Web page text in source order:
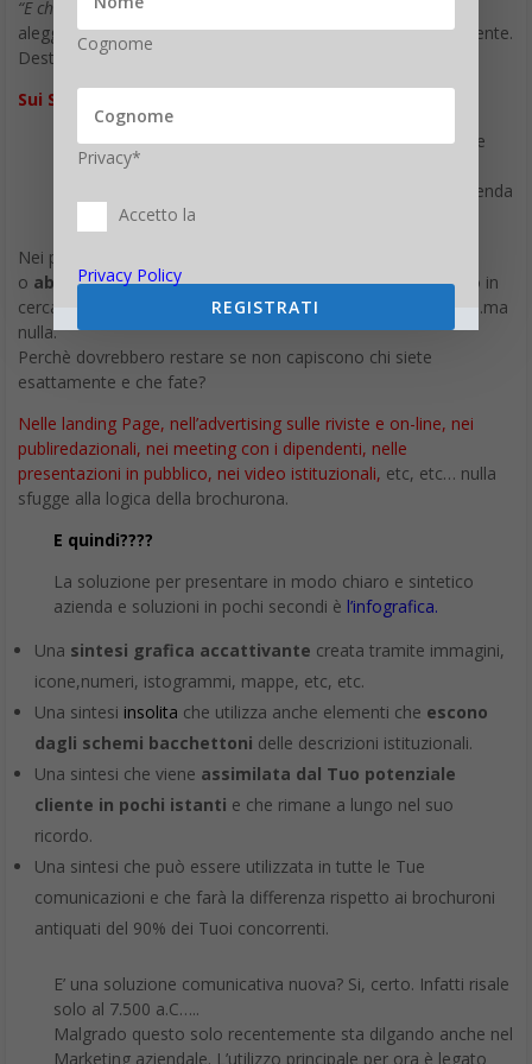
“E chi ha tempo di leggere sta pappardella
aleggia per qualche istante nella testa del Tuo potenziale cliente.
Destinazione?
Sui Siti Web
L’effetto brochurona, descrizione istituzionale corposa e
completa,colpisce anche il Web
Riuscire ad avere una visione sintetica e chiara di un’azienda
sui siti Web istituzionali è spesso quasi impossibile.
Nei primi 8 secondi i visitatori decidono se proseguire
o abbandonarela visita. Con gli occhi scorrono lo schermo in
cerca, soprattutto gli uomini, di elementi sintetici esplicativi…ma
nulla.
Perchè dovrebbero restare se non capiscono chi siete
esattamente e che fate?
Nelle landing Page, nell’advertising sulle riviste e on-line, nei
publiredazionali, nei meeting con i dipendenti, nelle
presentazioni in pubblico, nei video istituzionali, etc, etc… nulla
sfugge alla logica della brochurona.
E quindi????
La soluzione per presentare in modo chiaro e sintetico
azienda e soluzioni in pochi secondi è l’infografica.
Una sintesi grafica accattivante creata tramite immagini,
icone,numeri, istogrammi, mappe, etc, etc.
Una sintesi insolita che utilizza anche elementi che escono
dagli schemi bacchettoni delle descrizioni istituzionali.
Una sintesi che viene assimilata dal Tuo potenziale
cliente in pochi istanti e che rimane a lungo nel suo
ricordo.
Una sintesi che può essere utilizzata in tutte le Tue
comunicazioni e che farà la differenza rispetto ai brochuroni
antiquati del 90% dei Tuoi concorrenti.
E’ una soluzione comunicativa nuova? Si, certo. Infatti risale
solo al 7.500 a.C…..
Malgrado questo solo recentemente sta dilgando anche nel
Marketing aziendale. L’utilizzo principale per ora è legato
Cognome
Privacy*
Accetto la
Privacy Policy
REGISTRATI